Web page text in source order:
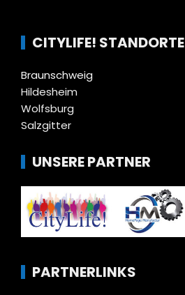
CITYLIFE! STANDORTE
Braunschweig
Hildesheim
Wolfsburg
Salzgitter
UNSERE PARTNER
PARTNERLINKS